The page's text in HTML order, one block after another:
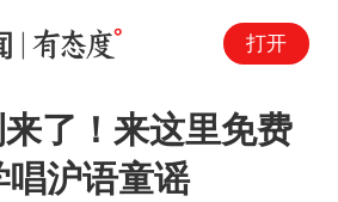
打开
来了！来这里免费
沪语童谣